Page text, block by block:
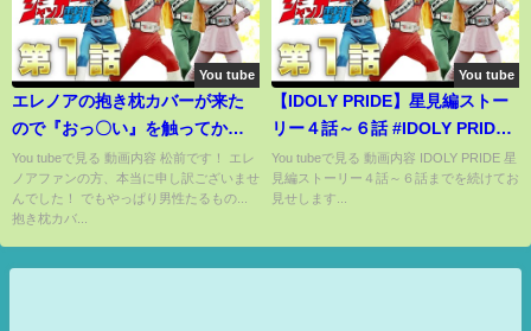
You tube
エレノアの抱き枕カバーが来た
ので『おっ〇い』を触ってから
白テニをやったら...エレノアに呪
われた【白猫テニス】
You tubeで見る 動画内容 松前です！ エレ
ノアファンの方、本当に申し訳ございませ
んでした！ でもやっぱり男性たるもの...
抱き枕カバ...
You tube
【IDOLY PRIDE】星見編ストー
リー４話～６話 #IDOLY PRIDE
#IDOLYPRIDE #アイドリープラ
イド #アイプラ #星見編 #星見編
ストーリー #星見編ストーリー #
You tubeで見る 動画内容 IDOLY PRIDE 星
見編ストーリー４話～６話までを続けてお
見せします...